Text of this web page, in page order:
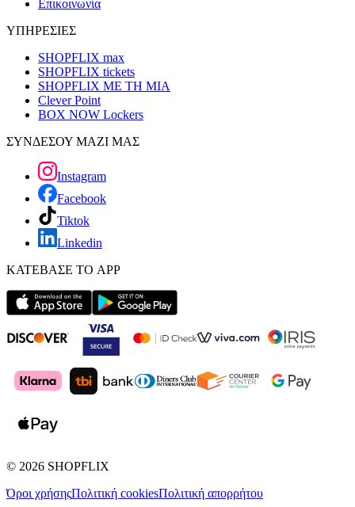
Επικοινωνία
ΥΠΗΡΕΣΙΕΣ
SHOPFLIX max
SHOPFLIX tickets
SHOPFLIX ΜΕ ΤΗ ΜΙΑ
Clever Point
BOX NOW Lockers
ΣΥΝΔΕΣΟΥ ΜΑΖΙ ΜΑΣ
Instagram
Facebook
Tiktok
Linkedin
ΚΑΤΕΒΑΣΕ ΤΟ APP
© 2026 SHOPFLIX
Όροι χρήσηςΠολιτική cookiesΠολιτική απορρήτου